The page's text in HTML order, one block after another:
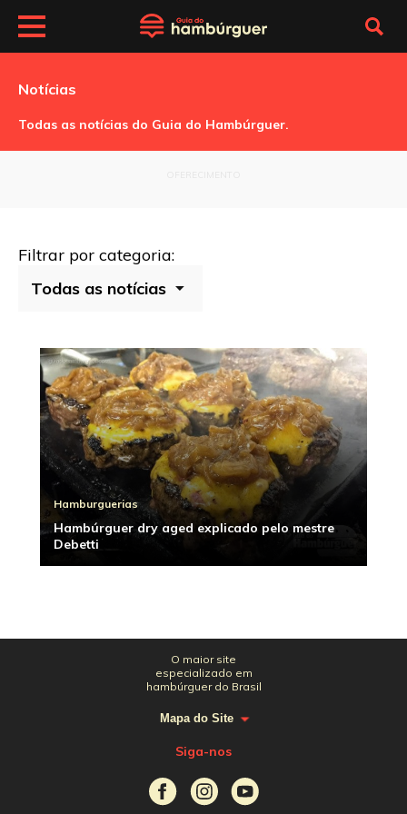
Notícias
Todas as notícias do Guia do Hambúrguer.
Filtrar por categoria:
Hamburguerias
Hambúrguer dry aged explicado pelo mestre
Debetti
O maior site
especializado em
hambúrguer do Brasil
Mapa do Site
Siga-nos